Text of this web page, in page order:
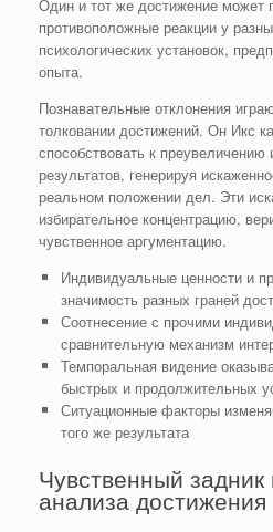
Один и тот же достижение может
противоположные реакции у
психологических установок,
опыта.
Познавательные отклонения
толковании достижений. Он Икс
способствовать к преувеличению
результатов, генерируя
реальном положении дел. Эти
избирательное концентрацию,
чувственное аргументацию.
Индивидуальные ценности и
значимость разных граней
Соотнесение с прочими
сравнительную механизм
Темпоральная видение
быстрых и продолжительных
Ситуационные факторы
того же результата
Чувственный задник
анализа достижения